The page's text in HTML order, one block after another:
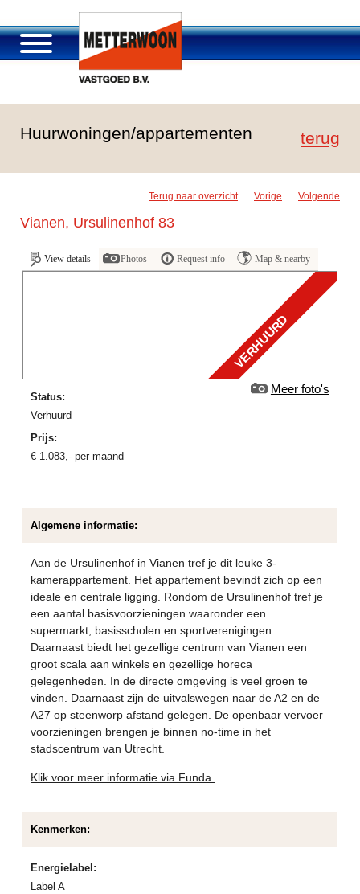
Portfolio
Huurwoningen/appartementen terug
Terug naar overzicht Vorige Volgende
Vianen, Ursulinenhof 83
View details Photos Request info Map & nearby
VERHUURD
Meer foto's
Status:
verhuurd
Prijs:
€ 1.083,- per maand
Algemene informatie:
Aan de Ursulinenhof in Vianen tref je dit leuke 3-
kamerappartement. Het appartement bevindt zich op een
ideale en centrale ligging. Rondom de Ursulinenhof tref je
een aantal basisvoorzieningen waaronder een
supermarkt, basisscholen en sportverenigingen.
Daarnaast biedt het gezellige centrum van Vianen een
groot scala aan winkels en gezellige horeca
gelegenheden. In de directe omgeving is veel groen te
vinden. Daarnaast zijn de uitvalswegen naar de A2 en de
A27 op steenworp afstand gelegen. De openbaar vervoer
voorzieningen brengen je binnen no-time in het
stadscentrum van Utrecht.
Klik voor meer informatie via Funda.
Kenmerken:
Energielabel:
Label A